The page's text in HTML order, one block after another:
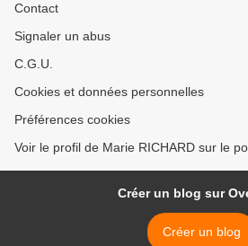
Contact
Signaler un abus
C.G.U.
Cookies et données personnelles
Préférences cookies
Voir le profil de Marie RICHARD sur le
Créer un blog sur
Créer un blog